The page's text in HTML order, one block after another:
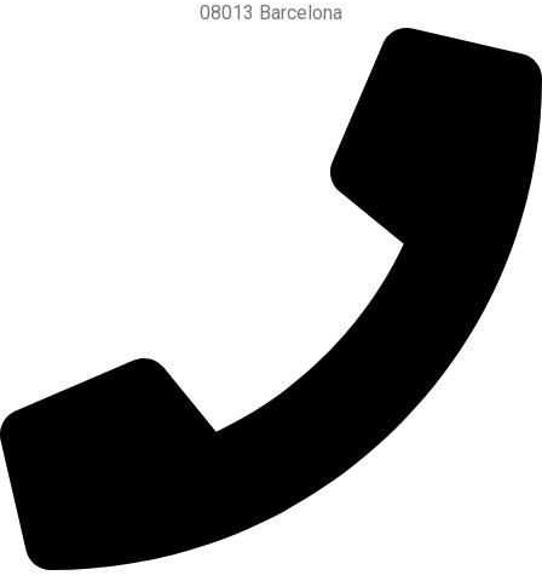
08013 Barcelona